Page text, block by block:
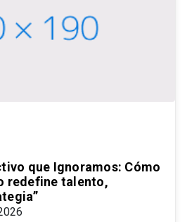
que Ignoramos: Cómo
redefine talento,